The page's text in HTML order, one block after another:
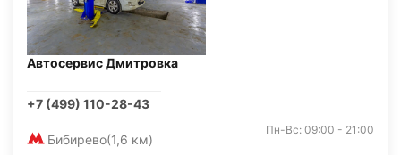
Автосервис Дмитровка
+7 (499) 110-28-43
Бибирево(1,6 км)
Пн-Вс: 09:00 - 21:00